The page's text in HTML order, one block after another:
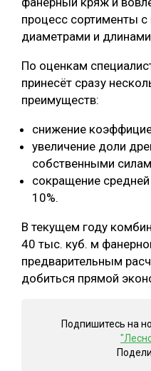
БЕЗОПАСНОЕ
СОРТИРОВКА ДРЕВЕСИНЫ
СУШКА ДРЕВЕСИНЫ
МЕБЕЛЬНОЕ ПРОИЗВОДСТВО
процесс сортименты
диаметрами и
По оценкам
принесёт сразу
преимуществ:
снижение
увеличение доли
собственными
сокращение
10%.
В текущем году
40 тыс. куб. м
предварительным
добиться прямой
Подпишитесь на